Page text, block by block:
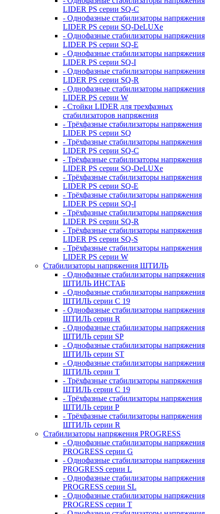
LIDER PS серии SQ-C
- Однофазные стабилизаторы напряжения
LIDER PS серии SQ-DeLUXe
- Однофазные стабилизаторы напряжения
LIDER PS серии SQ-E
- Однофазные стабилизаторы напряжения
LIDER PS серии SQ-I
- Однофазные стабилизаторы напряжения
LIDER PS серии SQ-R
- Однофазные стабилизаторы напряжения
LIDER PS серии W
- Стойки LIDER для трехфазных
стабилизаторов напряжения
- Трёхфазные стабилизаторы напряжения
LIDER PS серии SQ
- Трёхфазные стабилизаторы напряжения
LIDER PS серии SQ-C
- Трёхфазные стабилизаторы напряжения
LIDER PS серии SQ-DeLUXe
- Трёхфазные стабилизаторы напряжения
LIDER PS серии SQ-E
- Трёхфазные стабилизаторы напряжения
LIDER PS серии SQ-I
- Трёхфазные стабилизаторы напряжения
LIDER PS серии SQ-R
- Трёхфазные стабилизаторы напряжения
LIDER PS серии SQ-S
- Трёхфазные стабилизаторы напряжения
LIDER PS серии W
Стабилизаторы напряжения ШТИЛЬ
- Однофазные стабилизаторы напряжения
ШТИЛЬ ИНСТАБ
- Однофазные стабилизаторы напряжения
ШТИЛЬ серии C 19
- Однофазные стабилизаторы напряжения
ШТИЛЬ серии R
- Однофазные стабилизаторы напряжения
ШТИЛЬ серии SP
- Однофазные стабилизаторы напряжения
ШТИЛЬ серии ST
- Однофазные стабилизаторы напряжения
ШТИЛЬ серии T
- Трёхфазные стабилизаторы напряжения
ШТИЛЬ серии C 19
- Трёхфазные стабилизаторы напряжения
ШТИЛЬ серии P
- Трёхфазные стабилизаторы напряжения
ШТИЛЬ серии R
Стабилизаторы напряжения PROGRESS
- Однофазные стабилизаторы напряжения
PROGRESS серии G
- Однофазные стабилизаторы напряжения
PROGRESS серии L
- Однофазные стабилизаторы напряжения
PROGRESS серии SL
- Однофазные стабилизаторы напряжения
PROGRESS серии T